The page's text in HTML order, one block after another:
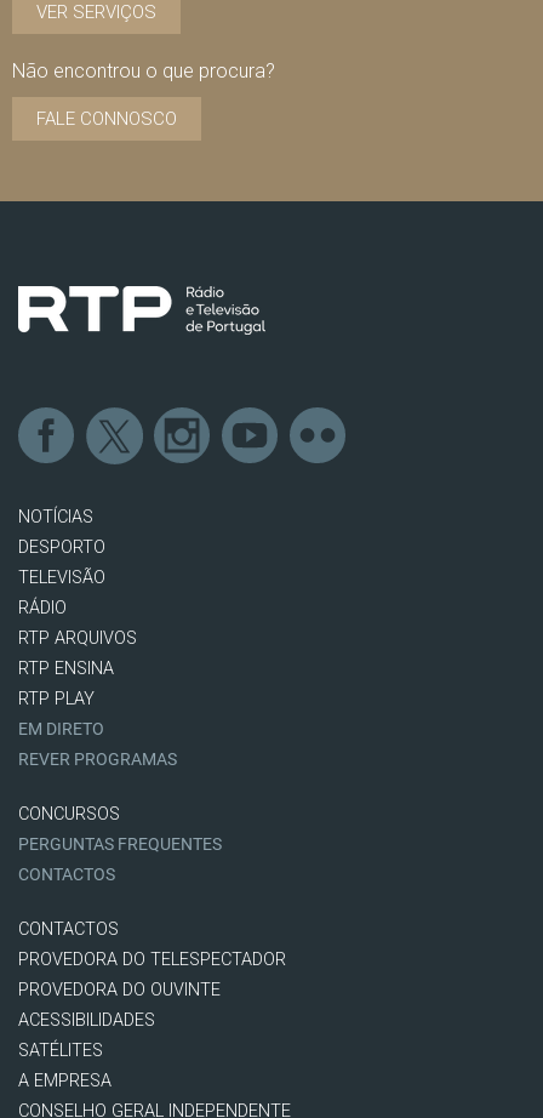
VER SERVIÇOS
Não encontrou o que procura?
FALE CONNOSCO
NOTÍCIAS
DESPORTO
TELEVISÃO
RÁDIO
RTP ARQUIVOS
RTP ENSINA
RTP PLAY
EM DIRETO
REVER PROGRAMAS
CONCURSOS
PERGUNTAS FREQUENTES
CONTACTOS
CONTACTOS
PROVEDORA DO TELESPECTADOR
PROVEDORA DO OUVINTE
ACESSIBILIDADES
SATÉLITES
A EMPRESA
CONSELHO GERAL INDEPENDENTE